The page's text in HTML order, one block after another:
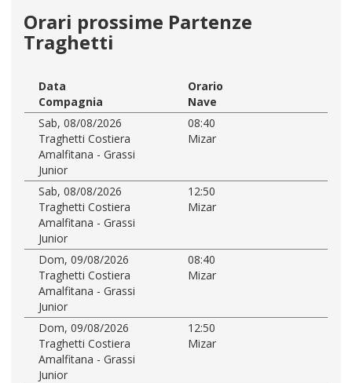
Orari prossime Partenze
Traghetti
Data
Orario
Compagnia
Nave
Sab, 08/08/2026
08:40
Traghetti Costiera
Amalfitana - Grassi
Junior
Mizar
Sab, 08/08/2026
12:50
Traghetti Costiera
Amalfitana - Grassi
Junior
Mizar
Dom, 09/08/2026
08:40
Traghetti Costiera
Amalfitana - Grassi
Junior
Mizar
Dom, 09/08/2026
12:50
Traghetti Costiera
Amalfitana - Grassi
Junior
Mizar